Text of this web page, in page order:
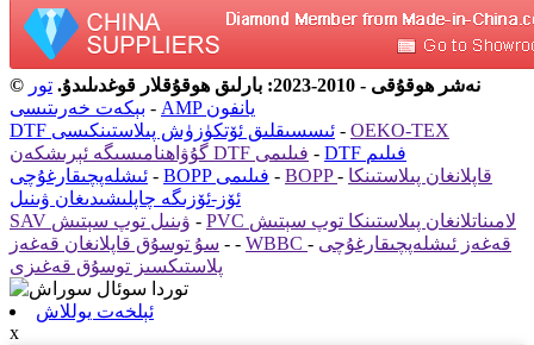
© نەشر ھوقۇقى - 2010-2023: بارلىق ھوقۇقلار قوغدىلىدۇ.
تور
بېكەت خەرىتىسى -
AMP يانفون
DTF ئىسسىقلىق ئۆتكۈزۈش پىلاستىنكىسى - OEKO-TEX
گۇۋاھنامىسىگە ئېرىشكەن DTF فىلىمى - DTF فىلىم
ئىشلەپچىقارغۇچى - BOPP فىلىمى - BOPP قاپلانغان پىلاستىنكا -
ئۆز-ئۆزىگە چاپلىشىدىغان ۋىنىل
SAV ۋىنىل توپ سېتىش -
PVC لامىناتلانغان پىلاستىنكا توپ سېتىش
- سۇ توسۇق قاپلانغان قەغەز - WBBC قەغەز ئىشلەپچىقارغۇچى -
پلاستىكسىز توسۇق قەغىزى
ئېلخەت يوللاش
x